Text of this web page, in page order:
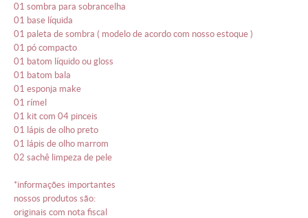
01 sombra para sobrancelha
01 base líquida
01 paleta de sombra ( modelo de acordo com nosso estoque )
01 pó compacto
01 batom líquido ou gloss
01 batom bala
01 esponja make
01 rímel
01 kit com 04 pinceis
01 lápis de olho preto
01 lápis de olho marrom
02 sachê limpeza de pele
*informações importantes
nossos produtos são:
originais com nota fiscal